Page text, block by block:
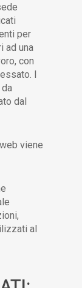
per
ad una
con
I
dal
viene
al